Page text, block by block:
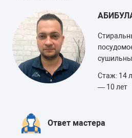
Стаж: 14
— 10 лет
Ответ мастера